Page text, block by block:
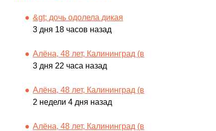
&gt; дочь одолела дикая
3 дня 18 часов назад
Алёна, 48 лет, Калининград (в
3 дня 22 часа назад
Алёна, 48 лет, Калининград (в
2 недели 4 дня назад
Алёна, 48 лет, Калининград (в